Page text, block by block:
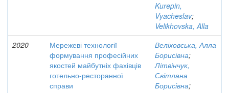
Kurepin,
Vyacheslav;
Velikhovska, Alla
2020
Мережеві технології
формування професійних
якостей майбутніх фахівців
готельно-ресторанної
справи
Веліховська, Алла
Борисівна;
Літвінчук,
Світлана
Борисівна;